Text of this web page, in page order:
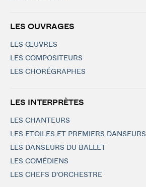
LES OUVRAGES
LES ŒUVRES
LES COMPOSITEURS
LES CHORÉGRAPHES
LES INTERPRÈTES
LES CHANTEURS
LES ETOILES ET PREMIERS DANSEURS
LES DANSEURS DU BALLET
LES COMÉDIENS
LES CHEFS D'ORCHESTRE